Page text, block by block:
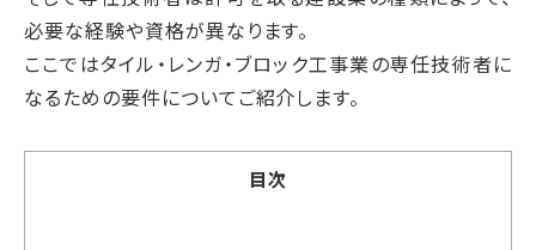
必要な経験や資格が異なります。
ここではタイル・レンガ・ブロック工事業の専任技術者に
なるための要件についてご紹介します。
目次